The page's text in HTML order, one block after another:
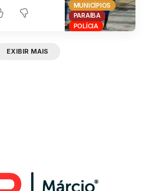
MUNICÍPIOS
PARAÍBA
POLÍCIA
EXIBIR MAIS